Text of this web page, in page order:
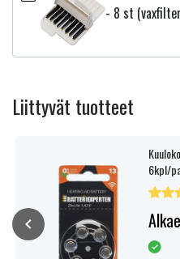
- 8 st
Liittyvät tuotteet
6kpl/